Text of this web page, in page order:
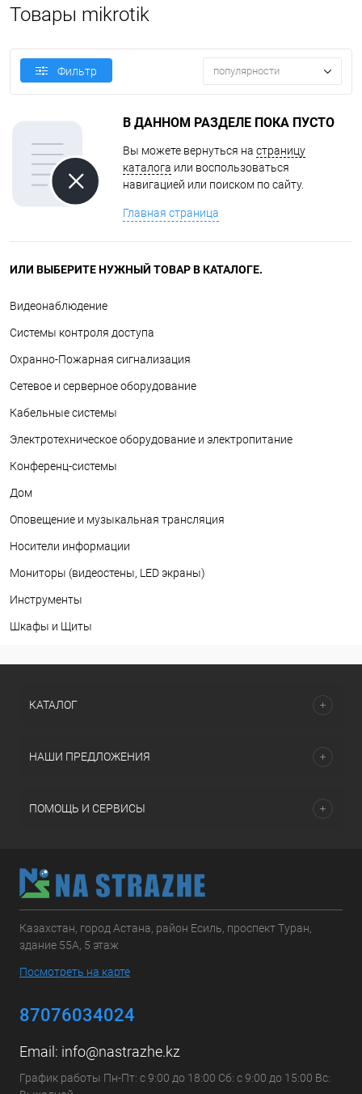
Товары mikrotik
Фильтр популярности
В ДАННОМ РАЗДЕЛЕ ПОКА ПУСТО
Вы можете вернуться на страницу
каталога или воспользоваться
навигацией или поиском по сайту.
Главная страница
ИЛИ ВЫБЕРИТЕ НУЖНЫЙ ТОВАР В КАТАЛОГЕ.
Видеонаблюдение
Системы контроля доступа
Охранно-Пожарная сигнализация
Сетевое и серверное оборудование
Кабельные системы
Электротехническое оборудование и электропитание
Конференц-системы
Дом
Оповещение и музыкальная трансляция
Носители информации
Мониторы (видеостены, LED экраны)
Инструменты
Шкафы и Щиты
КАТАЛОГ
НАШИ ПРЕДЛОЖЕНИЯ
ПОМОЩЬ И СЕРВИСЫ
Казахстан, город Астана, район Есиль, проспект Туран,
здание 55А, 5 этаж
Посмотреть на карте
87076034024
Email: info@nastrazhe.kz
График работы Пн-Пт: с 9:00 до 18:00 Сб: с 9:00 до 15:00 Вс: